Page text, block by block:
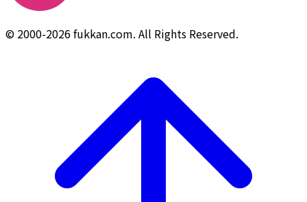
© 2000-2026 fukkan.com. All Rights Reserved.